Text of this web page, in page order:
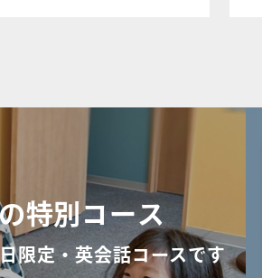
特別コース
限定・英会話コースです